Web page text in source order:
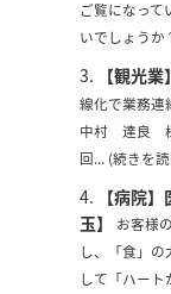
ご覧になって
いでしょう
【観光
線化で業務連
中村 達良 様
回... (続きを
【病院
玉】
お客様
し、「食」
して「ハート